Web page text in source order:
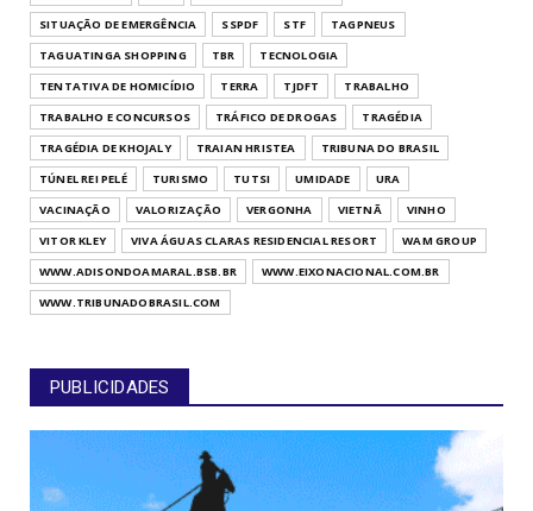
SITUAÇÃO DE EMERGÊNCIA
SSPDF STF
TAGPNEUS
TAGUATINGA SHOPPING
TBR
TECNOLOGIA
TENTATIVA DE HOMICÍDIO
TERRA TJDFT
TRABALHO
TRABALHO E CONCURSOS
TRÁFICO DE DROGAS
TRAGÉDIA
TRAGÉDIA DE KHOJALY
TRAIAN HRISTEA
TRIBUNA DO BRASIL
TÚNEL REI PELÉ
TURISMO TUTSI UMIDADE
URA
VACINAÇÃO
VALORIZAÇÃO VERGONHA VIETNÃ
VINHO
VITOR KLEY
VIVA ÁGUAS CLARAS RESIDENCIAL RESORT
WAM GROUP
WWW.ADISONDOAMARAL.BSB.BR
WWW.EIXONACIONAL.COM.BR
WWW.TRIBUNADOBRASIL.COM
PUBLICIDADES